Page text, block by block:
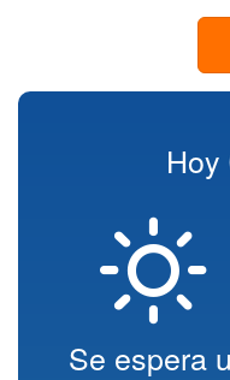
Hoy
Se espera